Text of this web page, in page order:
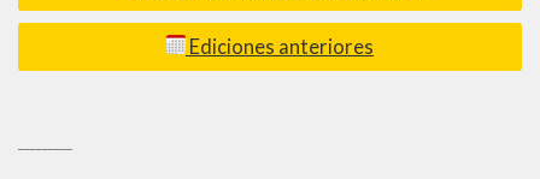
Ediciones anteriores